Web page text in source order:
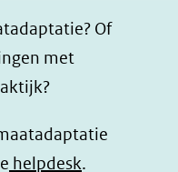
Of
met
helpdesk.